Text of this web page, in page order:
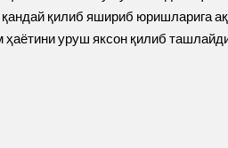
қандай қилиб яшириб юришларига
ҳаётини уруш яксон қилиб